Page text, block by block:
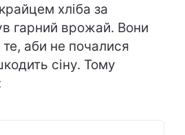
хліба за
гарний врожай. Вони
аби не почалися
сіну. Тому